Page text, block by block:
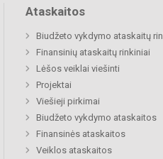
Ataskaitos
Biudžeto vykdymo ataskaitų
Finansinių ataskaitų rinkiniai
Lėšos veiklai viešinti
Projektai
Viešieji pirkimai
Biudžeto vykdymo ataskaitos
Finansinės ataskaitos
Veiklos ataskaitos